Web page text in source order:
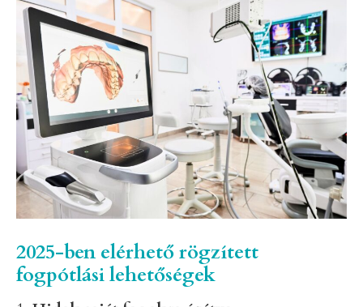
2025-ben elérhető rögzített
fogpótlási lehetőségek